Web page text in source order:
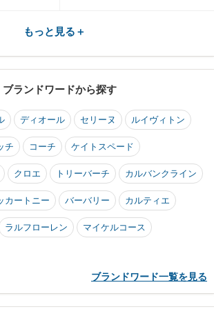
もっと見る＋
ブランドワードから探す
ディオール セリーヌ ルイヴィトン
チ コーチ ケイトスペード
クロエ トリーバーチ カルバンクライン
カートニー バーバリー カルティエ
ラルフローレン マイケルコース
ブランドワード一覧を見る